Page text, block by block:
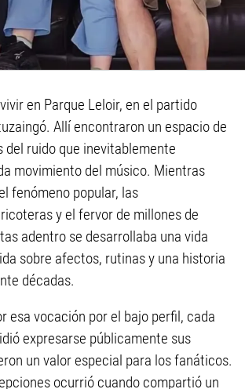
en Parque Leloir, en el partido
Allí encontraron un espacio de
del ruido que inevitablemente
movimiento del músico. Mientras
fenómeno popular, las
y el fervor de millones de
adentro se desarrollaba una vida
sobre afectos, rutinas y una historia
décadas.
esa vocación por el bajo perfil, cada
expresarse públicamente sus
un valor especial para los fanáticos.
ocurrió cuando compartió un